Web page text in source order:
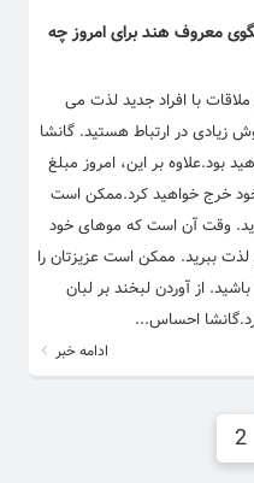
ماه | پیشگوی معروف هند برای امروز چه
با افراد جدید لذت می
زیادی در ارتباط هستید. گانشا
بود.علاوه بر این، امروز مبلغ
خرج خواهید کرد.ممکن است
وقت آن است که موهای خود
ببرید. ممکن است عزیزتان را
از آوردن لبخند بر لبان
احساس...
ادامه خبر
2